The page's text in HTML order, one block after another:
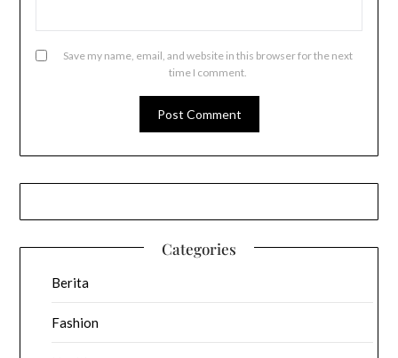
Save my name, email, and website in this browser for the next
time I comment.
Categories
Berita
Fashion